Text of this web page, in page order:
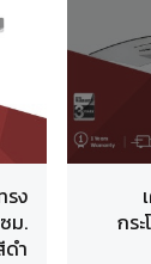
รง
ม.
ำ
กร